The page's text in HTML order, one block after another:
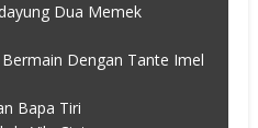
Dua Memek
Dengan Tante Imel
Bapa Tiri